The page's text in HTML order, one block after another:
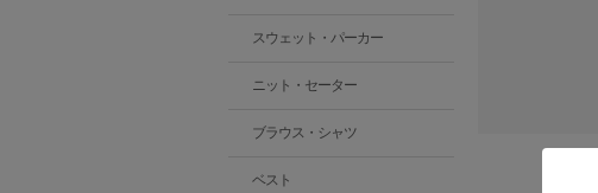
スウェット・パーカー
ニット・セーター
ブラウス・シャツ
ベスト